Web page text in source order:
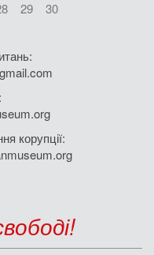
29
30
корупції: